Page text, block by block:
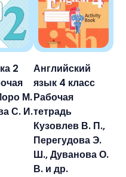
2
М.
С. И.
Английский
язык 4 класс
Рабочая
тетрадь
Кузовлев В. П.,
Перегудова Э.
Ш., Дуванова О.
В. и др.